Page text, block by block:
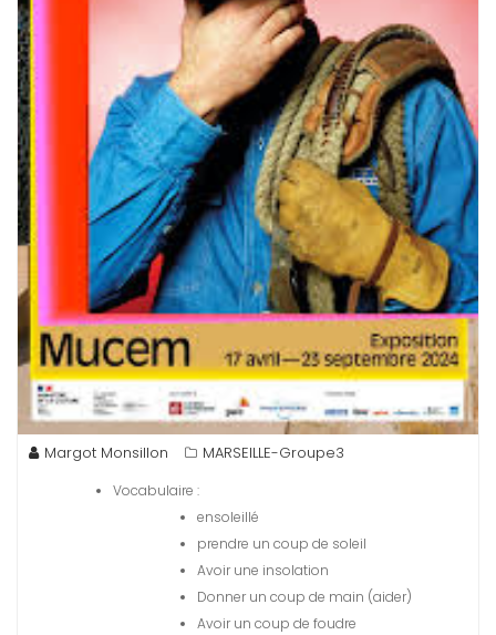
Margot Monsillon MARSEILLE-Groupe3
Vocabulaire :
ensoleillé
prendre un coup de soleil
Avoir une insolation
Donner un coup de main (aider)
Avoir un coup de foudre